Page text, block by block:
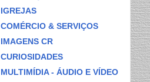
IGREJAS
COMÉRCIO & SERVIÇOS
IMAGENS CR
CURIOSIDADES
MULTIMÍDIA - ÁUDIO E VÍDEO